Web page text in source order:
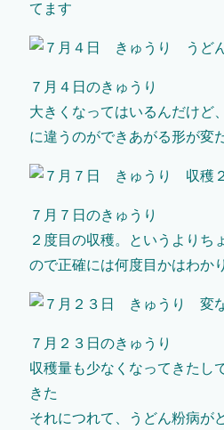
てます
７月４日のきゅうり
大きくなってはいるんだけど
に違うのができあがる形が変
７月７日のきゅうり
２度目の収穫。というよりち
ので正確には何度目かはわか
７月２３日のきゅうり
収穫量も少なくなってきたし
きた
それにつれて、うどん粉病が